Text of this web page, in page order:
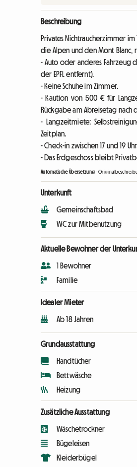
Beschreibung
Privates Nichtraucherzimmer
die Alpen und den Mont Blanc,
- Auto oder anderes Fahrzeug
der EPFL entfernt).
- Keine Schuhe im Zimmer.
- Kaution von 500 € für
Rückgabe am Abreisetag nach
- Langzeitmiete:
Zeitplan.
- Check-in zwischen 17 und 19
- Das Erdgeschoss bleibt
Automatische Übersetzung -
Unterkunft
Gemeinschaftsbad
WC zur Mitbenutzung
Aktuelle Bewohner der
1 Bewohner
Familie
Idealer Mieter
Ab 18 Jahren
Grundausstattung
Handtücher
Bettwäsche
Heizung
Zusätzliche Ausstattung
Wäschetrockner
Bügeleisen
Kleiderbügel